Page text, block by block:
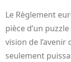
Le Règlement
pièce d’un
vision de l’avenir
seulement